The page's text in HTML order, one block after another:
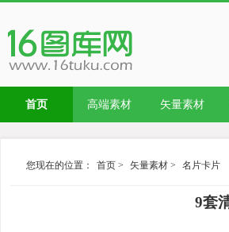
首页 高端素材 矢量素材
您现在的位置： 首页 > 矢量素材 > 名片卡片
9套